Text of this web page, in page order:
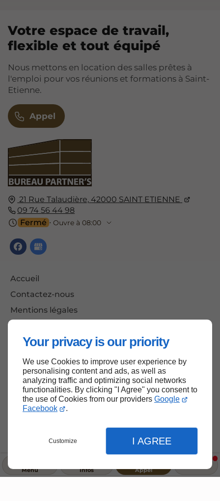
Your privacy is our priority
We use Cookies to improve user experience by
personalising content and ads, as well as
analyzing traffic and optimizing social networks
functionalities. By clicking "I Agree" you consent to
the use of Cookies from our providers Google
Facebook
.
Customize I AGREE
Menu Infos Appel
21 Rue Talaudière, 42000 SAINT ETIENNE
09 74 56 44 98
Fermé ⋅ Ouvre à 08:00
Accueil
Contactez-nous
Mentions légales
Votre espace de travail,
flexible et tout équipé
Nous mettons en location des salles prêtes à
l'emploi pour vos réunions et formations à Saint-
Etienne.
Appel
Haut de page